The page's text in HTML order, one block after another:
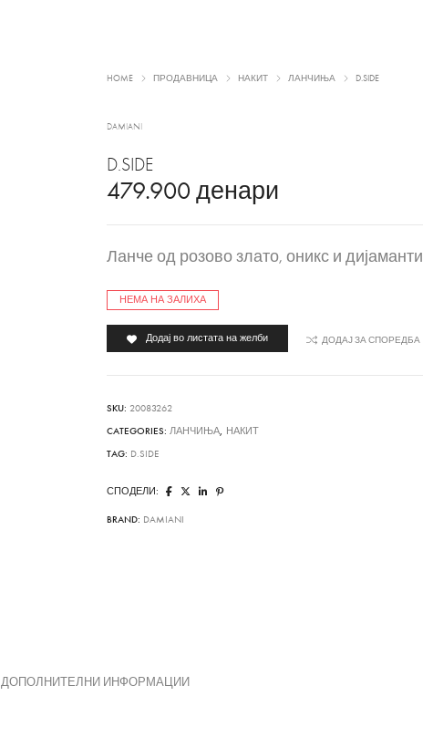
HOME ПРОДАВНИЦА НАКИТ ЛАНЧИЊА D.SIDE
DAMIANI
D.SIDE
479.900денари
Ланче од розово злато, оникс и дијаманти
НЕМА НА ЗАЛИХА
Додај во листата на желби ДОДАЈ ЗА СПОРЕДБА
SKU: 20083262
CATEGORIES:ЛАНЧИЊА, НАКИТ
TAG: D.SIDE
СПОДЕЛИ:
BRAND: DAMIANI
ДОПОЛНИТЕЛНИ ИНФОРМАЦИИ